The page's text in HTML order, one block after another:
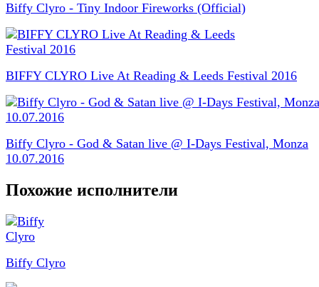
Biffy Clyro - Tiny Indoor Fireworks (Official)
BIFFY CLYRO Live At Reading & Leeds Festival 2016
Biffy Clyro - God & Satan live @ I-Days Festival, Monza
10.07.2016
Похожие исполнители
Biffy Clyro